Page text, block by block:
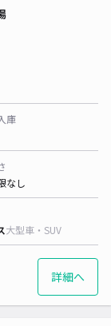
庫
なし
大型車・SUV
詳細へ